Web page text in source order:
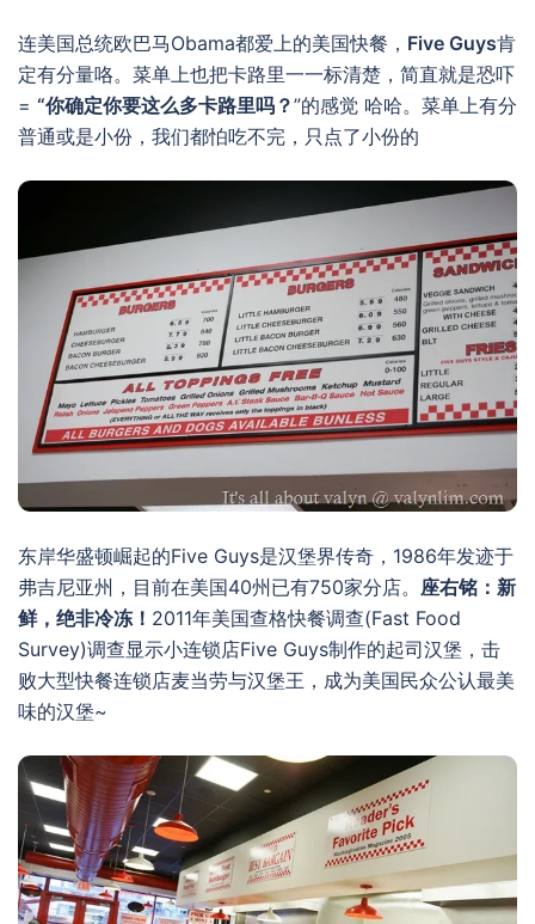
连美国总统欧巴马Obama都爱上的美国快餐， Five Guys肯
定有分量咯。菜单上也把卡路里一一标清楚，简直就是恐吓
= “你确定你要这么多卡路里吗？”的感觉 哈哈。菜单上有分
普通或是小份，我们都怕吃不完，只点了小份的
东岸华盛顿崛起的Five Guys是汉堡界传奇，1986年发迹于
弗吉尼亚州，目前在美国40州已有750家分店。 座右铭：新
鲜，绝非冷冻！ 2011年美国查格快餐调查(Fast Food
Survey)调查显示小连锁店Five Guys制作的起司汉堡，击
败大型快餐连锁店麦当劳与汉堡王，成为美国民众公认最美
味的汉堡~